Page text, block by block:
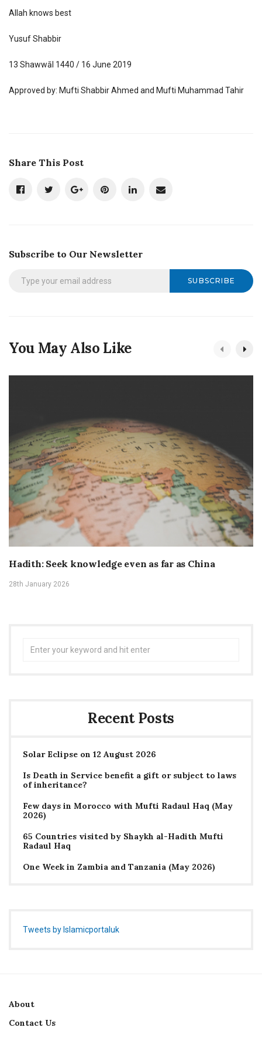
Allah knows best
Yusuf Shabbir
13 Shawwāl 1440 / 16 June 2019
Approved by: Mufti Shabbir Ahmed and Mufti Muhammad Tahir
Share This Post
Subscribe to Our Newsletter
SUBSCRIBE
You May Also Like
Hadith: Seek knowledge even as far as China
28th January 2026
Recent Posts
Solar Eclipse on 12 August 2026
Is Death in Service benefit a gift or subject to laws
of inheritance?
Few days in Morocco with Mufti Radaul Haq (May
2026)
65 Countries visited by Shaykh al-Hadith Mufti
Radaul Haq
One Week in Zambia and Tanzania (May 2026)
Tweets by Islamicportaluk
About
Contact Us